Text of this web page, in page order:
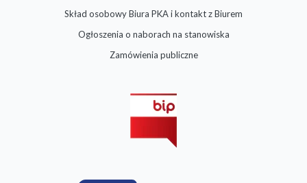
Skład osobowy Biura PKA i kontakt z Biurem
Ogłoszenia o naborach na stanowiska
Zamówienia publiczne